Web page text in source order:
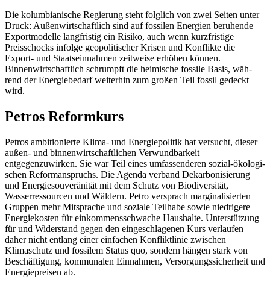
Die kolumbianische Regierung steht folg­lich von zwei Seiten unter
Druck: Außen­wirtschaftlich sind auf fossilen Energien beruhende
Exportmodelle langfristig ein Risiko, auch wenn kurzfristige
Preisschocks infolge geopolitischer Krisen und Konflikte die
Export- und Staatseinnahmen zeitweise erhöhen kön­nen.
Binnenwirtschaftlich schrumpft die heimische fossile Basis, wäh­
rend der Energie­bedarf weiterhin zum gro­ßen Teil fossil gedeckt
wird.
Petros Reformkurs
Petros ambitionierte Klima- und Energie­politik hat versucht, dieser
außen- und binnenwirtschaftlichen Ver­wundbarkeit
entgegenzuwirken. Sie war Teil eines um­fassenderen sozial-ökologi­
schen Reform­anspruchs. Die Agenda ver­band Dekarbonisierung
und Energiesouveränität mit dem Schutz von Biodiversität,
Wasserressourcen und Wäldern. Petro versprach marginalisierten
Gruppen mehr Mitsprache und soziale Teilhabe sowie niedrigere
Energiekosten für einkommensschwache Haushalte. Unterstützung
für und Widerstand gegen den eingeschlagenen Kurs verlaufen
daher nicht entlang einer einfachen Konfliktlinie zwischen
Klimaschutz und fossilem Status quo, son­dern hängen stark von
Beschäf­tigung, kommunalen Einnahmen, Versorgungs­sicherheit und
Energiepreisen ab.